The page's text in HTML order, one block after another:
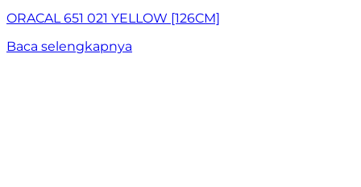
ORACAL 651 021 YELLOW [126CM]
Baca selengkapnya